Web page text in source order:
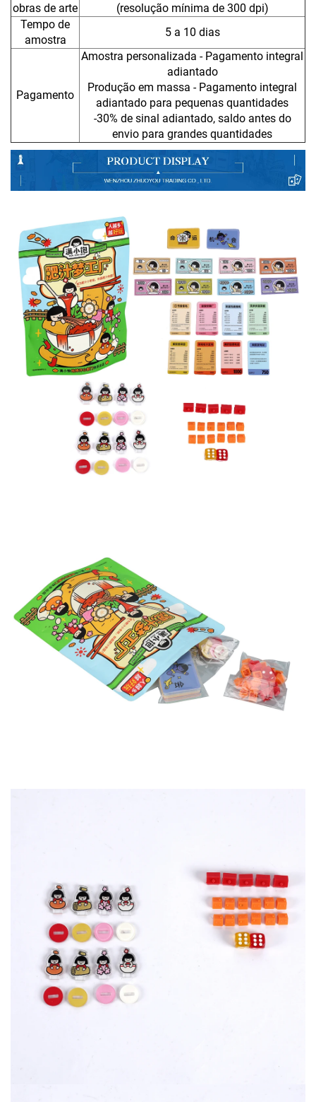
obras de arte
(resolução mínima de 300 dpi)
Tempo de
amostra
5 a 10 dias
Pagamento
Amostra personalizada - Pagamento integral
adiantado
Produção em massa - Pagamento integral
adiantado para pequenas quantidades
-30% de sinal adiantado, saldo antes do
envio para grandes quantidades